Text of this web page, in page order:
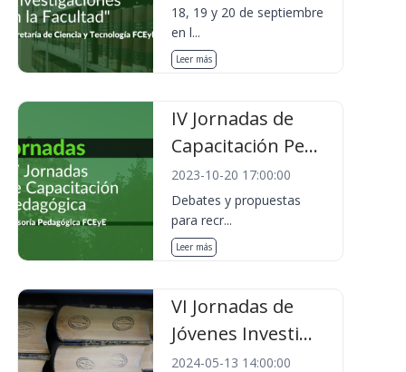
18, 19 y 20 de septiembre
en l...
Leer más
IV Jornadas de
Capacitación Pe...
2023-10-20 17:00:00
Debates y propuestas
para recr...
Leer más
VI Jornadas de
Jóvenes Investi...
2024-05-13 14:00:00